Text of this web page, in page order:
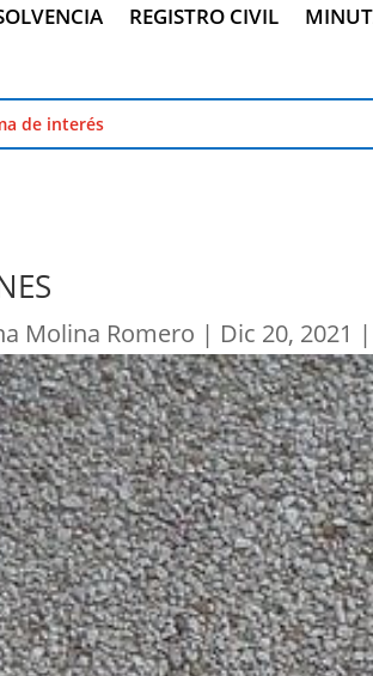
REGISTRO CIVIL
Molina Romero | Dic 20, 2021 |